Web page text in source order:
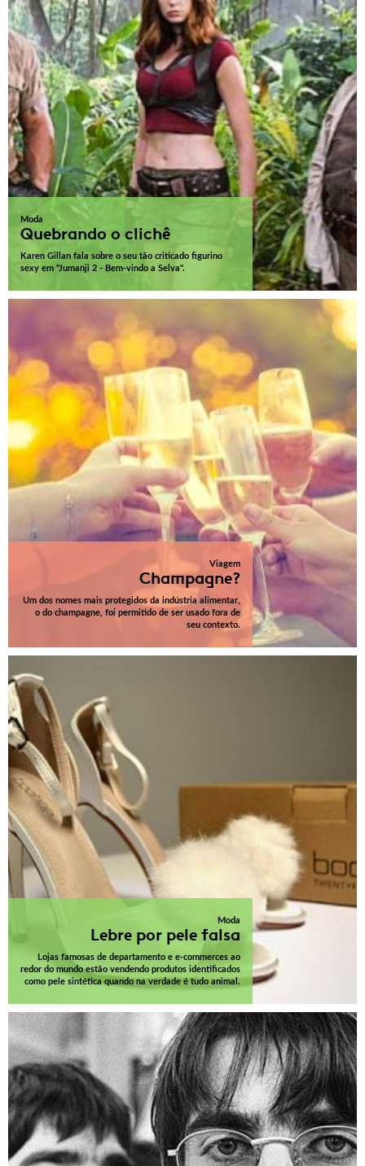
Moda
Quebrando o clichê
Karen Gillan fala sobre o seu tão criticado figurino
sexy em "Jumanji 2 - Bem-vindo a Selva".
Viagem
Champagne?
Um dos nomes mais protegidos da indústria alimentar,
o do champagne, foi permitido de ser usado fora de
seu contexto.
Moda
Lebre por pele falsa
Lojas famosas de departamento e e-commerces ao
redor do mundo estão vendendo produtos identificados
como pele sintética quando na verdade é tudo animal.